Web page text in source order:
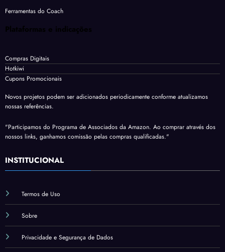
Ferramentas do Coach
Plataformas e indicações
Compras Digitais
Hotkiwi
Cupons Promocionais
Novos projetos podem ser adicionados periodicamente conforme atualizamos
nossas referências.
"Participamos do Programa de Associados da Amazon. Ao comprar através dos
nossos links, ganhamos comissão pelas compras qualificadas."
INSTITUCIONAL
Termos de Uso
Sobre
Privacidade e Segurança de Dados